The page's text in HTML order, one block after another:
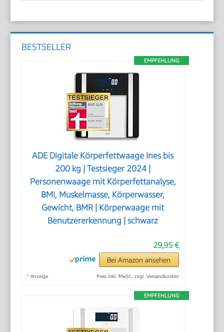
BESTSELLER
EMPFEHLUNG
ADE Digitale Körperfettwaage Ines bis
200 kg | Testsieger 2024 |
Personenwaage mit Körperfettanalyse,
BMI, Muskelmasse, Körperwasser,
Gewicht, BMR | Körperwaage mit
Benutzererkennung | schwarz
29,95 €
Bei Amazon ansehen
* Anzeige Preis inkl. MwSt., zzgl. Versandkosten
EMPFEHLUNG